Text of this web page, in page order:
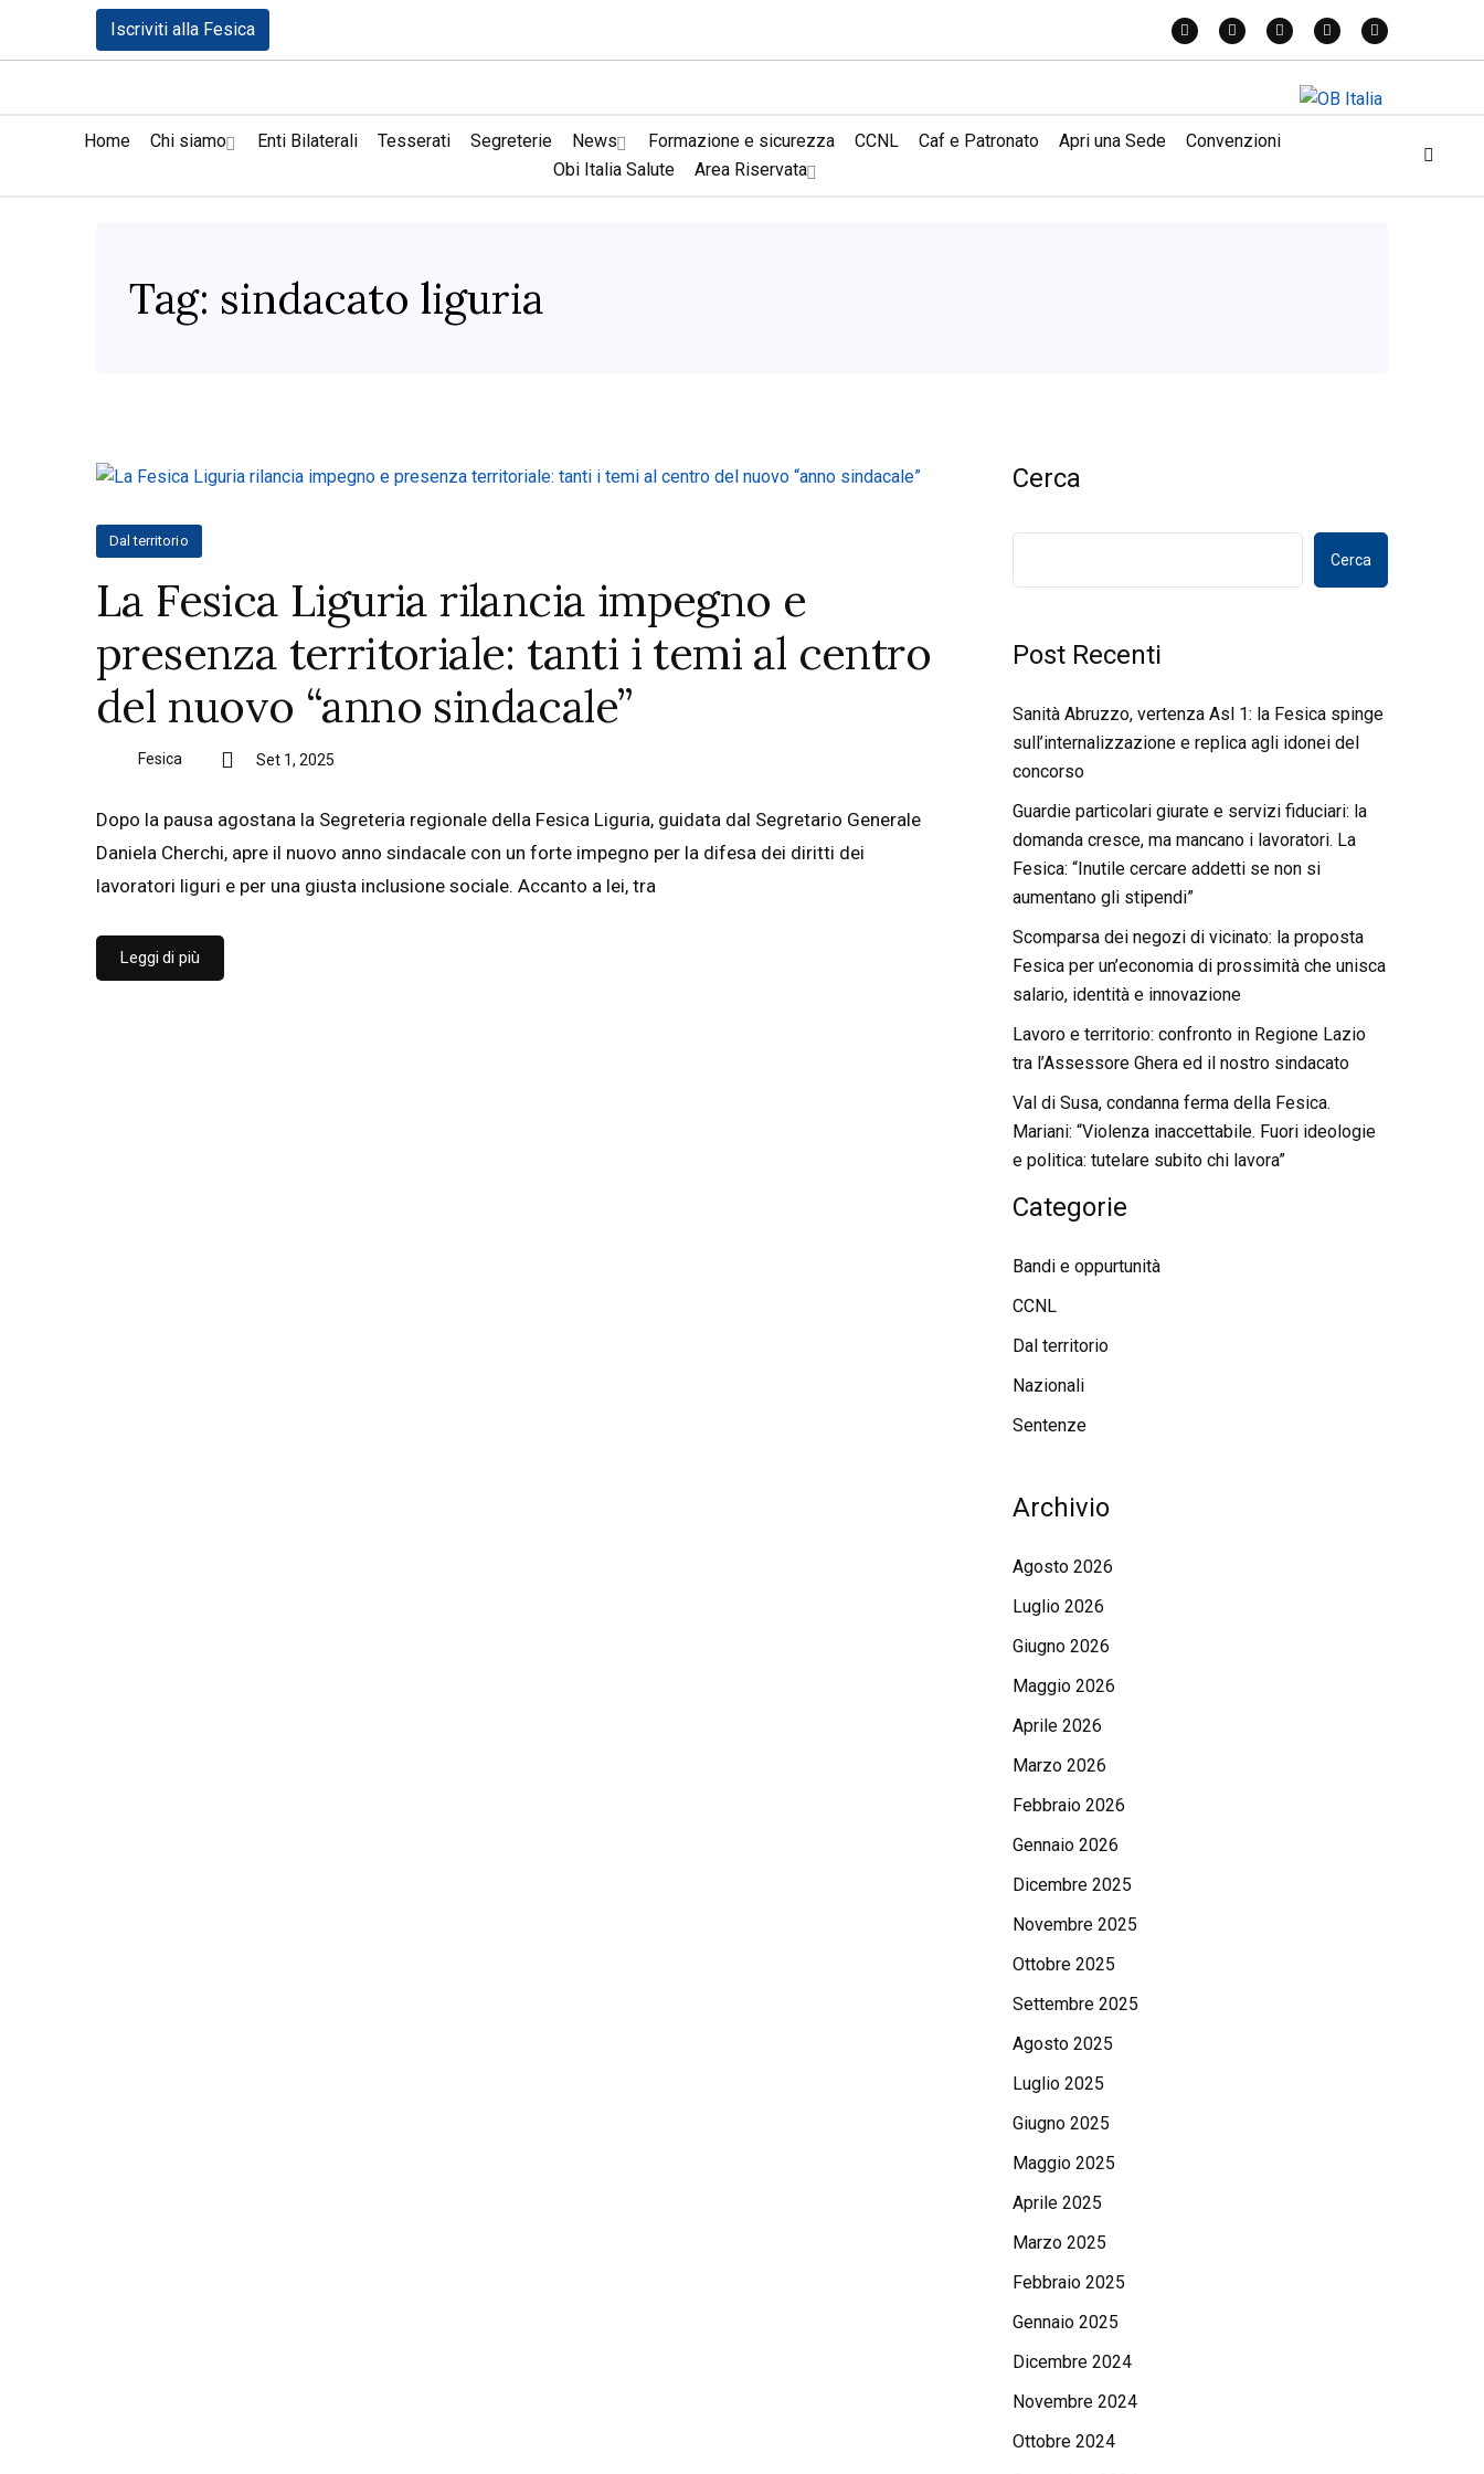
Iscriviti alla Fesica
Home Chi siamo Enti Bilaterali Tesserati Segreterie News Formazione e sicurezza CCNL Caf e Patronato Apri una Sede
Convenzioni
Obi Italia Salute
Area Riservata
Tag: sindacato liguria
Dal territorio
La Fesica Liguria rilancia impegno e
presenza territoriale: tanti i temi al centro
del nuovo “anno sindacale”
Fesica Set 1, 2025
Dopo la pausa agostana la Segreteria regionale della Fesica Liguria, guidata dal Segretario Generale
Daniela Cherchi, apre il nuovo anno sindacale con un forte impegno per la difesa dei diritti dei
lavoratori liguri e per una giusta inclusione sociale. Accanto a lei, tra
Leggi di più
Cerca
Cerca
Post Recenti
Sanità Abruzzo, vertenza Asl 1: la Fesica spinge
sull’internalizzazione e replica agli idonei del
concorso
Guardie particolari giurate e servizi fiduciari: la
domanda cresce, ma mancano i lavoratori. La
Fesica: “Inutile cercare addetti se non si
aumentano gli stipendi”
Scomparsa dei negozi di vicinato: la proposta
Fesica per un’economia di prossimità che unisca
salario, identità e innovazione
Lavoro e territorio: confronto in Regione Lazio
tra l’Assessore Ghera ed il nostro sindacato
Val di Susa, condanna ferma della Fesica.
Mariani: “Violenza inaccettabile. Fuori ideologie
e politica: tutelare subito chi lavora”
Categorie
Bandi e oppurtunità
CCNL
Dal territorio
Nazionali
Sentenze
Archivio
Agosto 2026
Luglio 2026
Giugno 2026
Maggio 2026
Aprile 2026
Marzo 2026
Febbraio 2026
Gennaio 2026
Dicembre 2025
Novembre 2025
Ottobre 2025
Settembre 2025
Agosto 2025
Luglio 2025
Giugno 2025
Maggio 2025
Aprile 2025
Marzo 2025
Febbraio 2025
Gennaio 2025
Dicembre 2024
Novembre 2024
Ottobre 2024